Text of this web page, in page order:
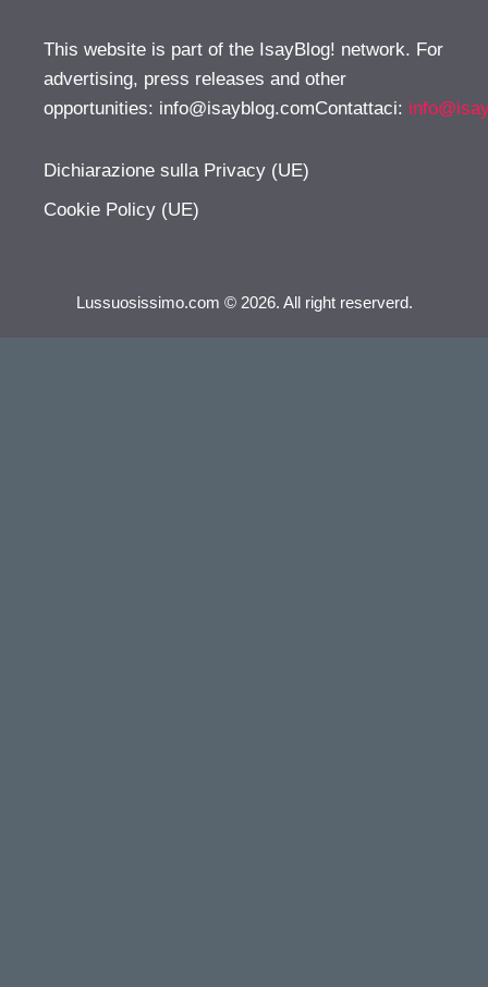
This website is part of the IsayBlog! network. For
advertising, press releases and other
opportunities: info@isayblog.comContattaci:
Dichiarazione sulla Privacy (UE)
Cookie Policy (UE)
Lussuosissimo.com © 2026. All right reserverd.